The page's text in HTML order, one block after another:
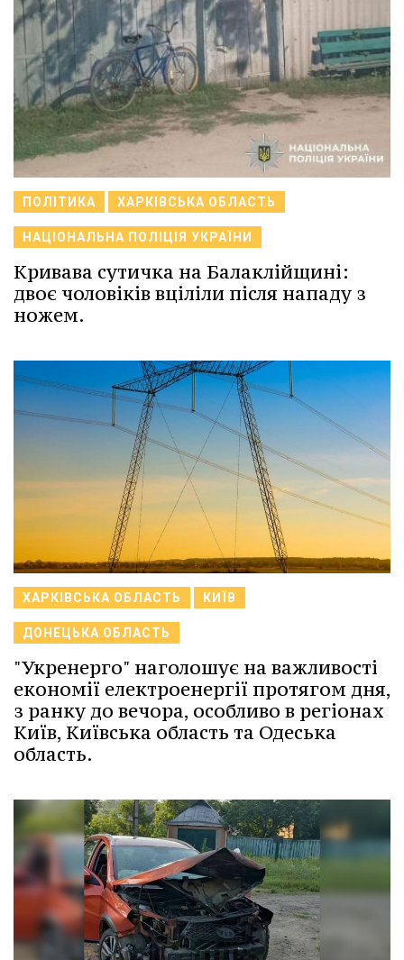
ПОЛІТИКА ХАРКІВСЬКА ОБЛАСТЬ
НАЦІОНАЛЬНА ПОЛІЦІЯ УКРАЇНИ
Кривава сутичка на Балаклійщині:
двоє чоловіків вціліли після нападу з
ножем.
ХАРКІВСЬКА ОБЛАСТЬ КИЇВ
ДОНЕЦЬКА ОБЛАСТЬ
"Укренерго" наголошує на важливості
економії електроенергії протягом дня,
з ранку до вечора, особливо в регіонах
Київ, Київська область та Одеська
область.